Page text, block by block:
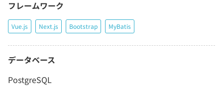
フレームワーク
Vue.js Next.js Bootstrap MyBatis
データベース
PostgreSQL